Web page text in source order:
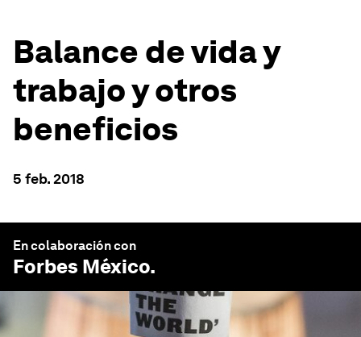
Balance de vida y
trabajo y otros
beneficios
5 feb. 2018
En colaboración con
Forbes México.